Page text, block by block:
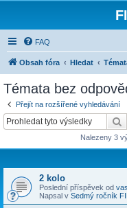
FAQ
Obsah fóra Hledat
Témata bez
Přejít na rozšířené vyhledávání
Nalezeny 3
2 kolo
Poslední příspěvek od
Napsal v Sedmý ročník